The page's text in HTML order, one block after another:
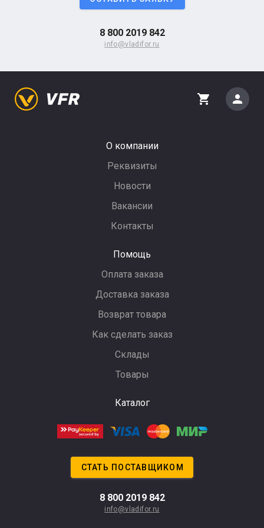
8 800 2019 842
info@vladifor.ru
О компании
Реквизиты
Новости
Вакансии
Контакты
Помощь
Оплата заказа
Доставка заказа
Возврат товара
Как сделать заказ
Склады
Товары
Каталог
shopping_cart person
СТАТЬ ПОСТАВЩИКОМ
8 800 2019 842
info@vladifor.ru